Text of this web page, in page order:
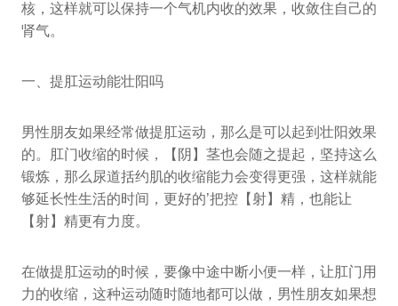
核，这样就可以保持一个气机内收的效果，收敛住自己的
肾气。
一、提肛运动能壮阳吗
男性朋友如果经常做提肛运动，那么是可以起到壮阳效果
的。肛门收缩的时候，【阴】茎也会随之提起，坚持这么
锻炼，那么尿道括约肌的收缩能力会变得更强，这样就能
够延长性生活的时间，更好的’把控【射】精，也能让
【射】精更有力度。
在做提肛运动的时候，要像中途中断小便一样，让肛门用
力的收缩，这种运动随时随地都可以做，男性朋友如果想